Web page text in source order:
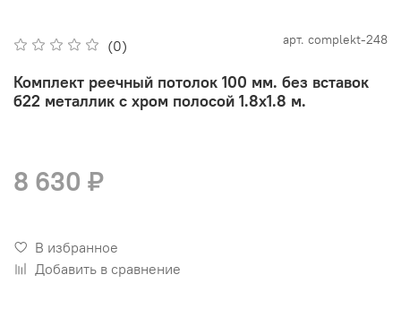
(0) арт. complekt-248
Комплект реечный потолок 100 мм. без вставок
б22 металлик с хром полосой 1.8х1.8 м.
8 630 ₽
В избранное
Добавить в сравнение